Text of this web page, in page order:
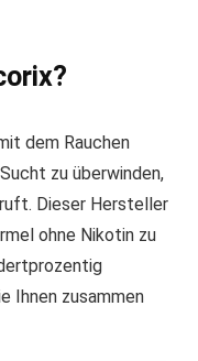
dem Rauchen
zu überwinden,
Dieser Hersteller
ohne Nikotin zu
Ihnen zusammen